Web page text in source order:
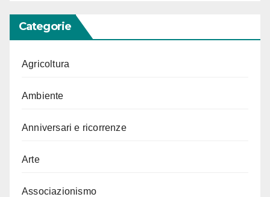
Categorie
Agricoltura
Ambiente
Anniversari e ricorrenze
Arte
Associazionismo